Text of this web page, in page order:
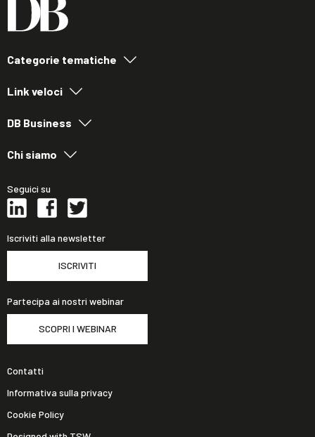
Categorie tematiche
Link veloci
DB Business
Chi siamo
Seguici su
Iscriviti alla newsletter
ISCRIVITI
Partecipa ai nostri webinar
SCOPRI I WEBINAR
Contatti
Informativa sulla privacy
Cookie Policy